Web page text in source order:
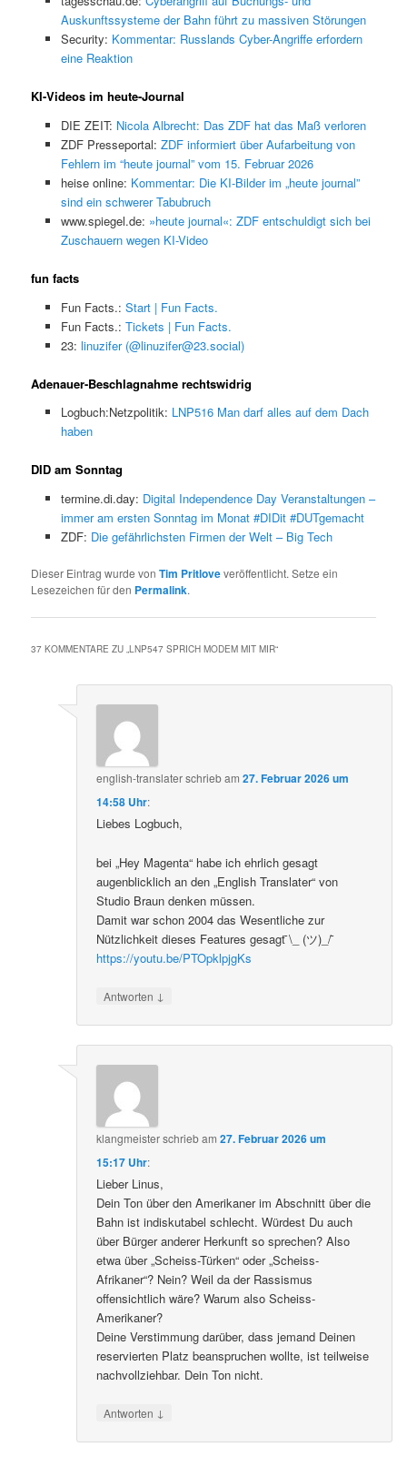
Auskunftssysteme der Bahn führt zu massiven Störungen
Security: Kommentar: Russlands Cyber-Angriffe erfordern
eine Reaktion
KI-Videos im heute-Journal
DIE ZEIT: Nicola Albrecht: Das ZDF hat das Maß verloren
ZDF Presseportal: ZDF informiert über Aufarbeitung von
Fehlern im “heute journal” vom 15. Februar 2026
heise online: Kommentar: Die KI-Bilder im „heute journal”
sind ein schwerer Tabubruch
www.spiegel.de: »heute journal«: ZDF entschuldigt sich bei
Zuschauern wegen KI-Video
fun facts
Fun Facts.: Start | Fun Facts.
Fun Facts.: Tickets | Fun Facts.
23: linuzifer (@linuzifer@23.social)
Adenauer-Beschlagnahme rechtswidrig
Logbuch:Netzpolitik: LNP516 Man darf alles auf dem Dach
haben
DID am Sonntag
termine.di.day: Digital Independence Day Veranstaltungen –
immer am ersten Sonntag im Monat #DIDit #DUTgemacht
ZDF: Die gefährlichsten Firmen der Welt – Big Tech
Dieser Eintrag wurde vonTim Pritloveveröffentlicht. Setze ein
Lesezeichen für den Permalink.
37 KOMMENTARE ZU „LNP547 SPRICH MODEM MIT MIR“
english-translaterschriebam27. Februar 2026 um
14:58 Uhr:
Liebes Logbuch,
bei „Hey Magenta“ habe ich ehrlich gesagt
augenblicklich an den „English Translater“ von
Studio Braun denken müssen.
Damit war schon 2004 das Wesentliche zur
Nützlichkeit dieses Features gesagt ̄\_ (ツ)_/ ̄
https://youtu.be/PTOpklpjgKs
Antworten ↓
klangmeisterschriebam27. Februar 2026 um
15:17 Uhr:
Lieber Linus,
Dein Ton über den Amerikaner im Abschnitt über die
Bahn ist indiskutabel schlecht. Würdest Du auch
über Bürger anderer Herkunft so sprechen? Also
etwa über „Scheiss-Türken“ oder „Scheiss-
Afrikaner“? Nein? Weil da der Rassismus
offensichtlich wäre? Warum also Scheiss-
Amerikaner?
Deine Verstimmung darüber, dass jemand Deinen
reservierten Platz beanspruchen wollte, ist teilweise
nachvollziehbar. Dein Ton nicht.
Antworten ↓